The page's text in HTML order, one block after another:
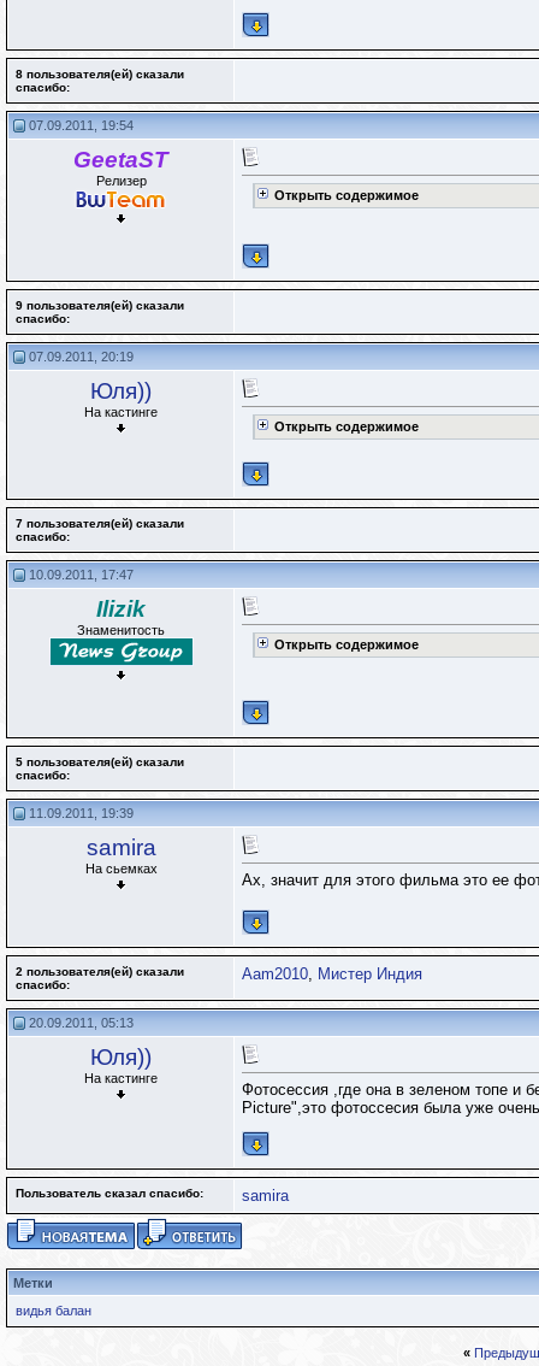
8 пользователя(ей) сказали
cпасибо:
07.09.2011, 19:54
GeetaST
Релизер
Открыть содержимое
9 пользователя(ей) сказали
cпасибо:
07.09.2011, 20:19
Юля))
На кастинге
Открыть содержимое
7 пользователя(ей) сказали
cпасибо:
10.09.2011, 17:47
Ilizik
Знаменитость
Открыть содержимое
5 пользователя(ей) сказали
cпасибо:
11.09.2011, 19:39
samira
На сьемках
Ах, значит для этого фильма это ее
2 пользователя(ей) сказали
cпасибо:
Aam2010, Мистер Индия
20.09.2011, 05:13
Юля))
На кастинге
Фотосессия ,где она в зеленом топе
Picture",это фотоссесия была уже
Пользователь сказал cпасибо: samira
Метки
видья балан
«